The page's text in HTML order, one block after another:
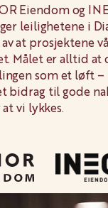
Eiendom og
leilighetene i
at prosjektene
Målet er alltid at
som et løft
bidrag til gode
vi lykkes.